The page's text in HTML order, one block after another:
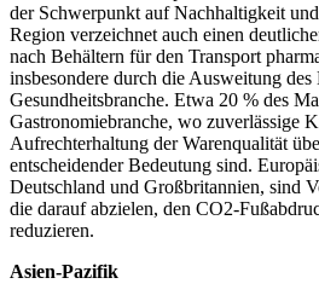
der Schwerpunkt auf Nachhaltigkeit
Region verzeichnet auch einen
nach Behältern für den Transport
insbesondere durch die Ausweitung
Gesundheitsbranche. Etwa 20 % des
Gastronomiebranche, wo zuverlässige
Aufrechterhaltung der Warenqualität
entscheidender Bedeutung sind.
Deutschland und Großbritannien, sind
die darauf abzielen, den CO2-
reduzieren.
Asien-Pazifik